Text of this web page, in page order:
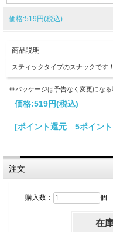
価格:519円(税込)
商品説明
スティックタイプのスナックです
※パッケージは予告なく変更になる
価格:519円(税込)
[ポイント還元 5ポイン
注文
購入数： 個
在